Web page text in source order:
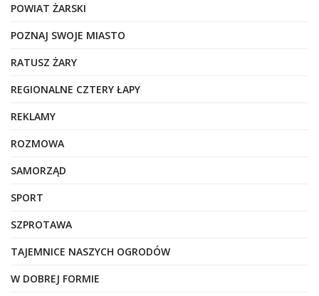
POWIAT ŻARSKI
POZNAJ SWOJE MIASTO
RATUSZ ŻARY
REGIONALNE CZTERY ŁAPY
REKLAMY
ROZMOWA
SAMORZĄD
SPORT
SZPROTAWA
TAJEMNICE NASZYCH OGRODÓW
W DOBREJ FORMIE